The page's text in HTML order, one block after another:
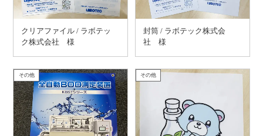
クリアファイル / ラボテッ
ク株式会社 様
封筒 / ラボテック株式会
社 様
その他 その他